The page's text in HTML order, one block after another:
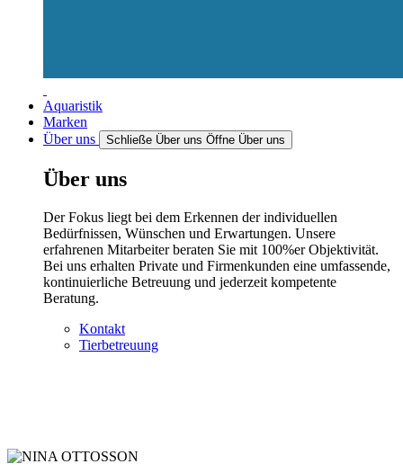
Aquaristik
Marken
Über uns
Schließe Über uns Öffne Über uns
Über uns
Der Fokus liegt bei dem Erkennen der individuellen
Bedürfnissen, Wünschen und Erwartungen. Unsere
erfahrenen Mitarbeiter beraten Sie mit 100%er Objektivität.
Bei uns erhalten Private und Firmenkunden eine umfassende,
kontinuierliche Betreuung und jederzeit kompetente
Beratung.
Kontakt
Tierbetreuung